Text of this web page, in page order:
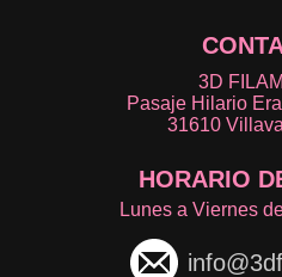
3D
Pasaje Hilario
31610
HORARIO
Lunes a Viernes